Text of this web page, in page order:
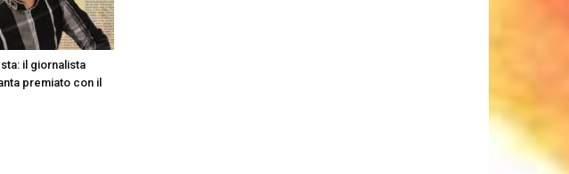
il giornalista
premiato con il